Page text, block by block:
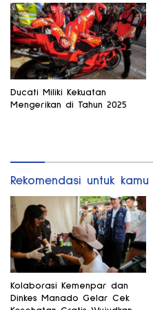
Ducati Miliki Kekuatan
Mengerikan di Tahun 2025
Rekomendasi untuk kamu
Kolaborasi Kemenpar dan
Dinkes Manado Gelar Cek